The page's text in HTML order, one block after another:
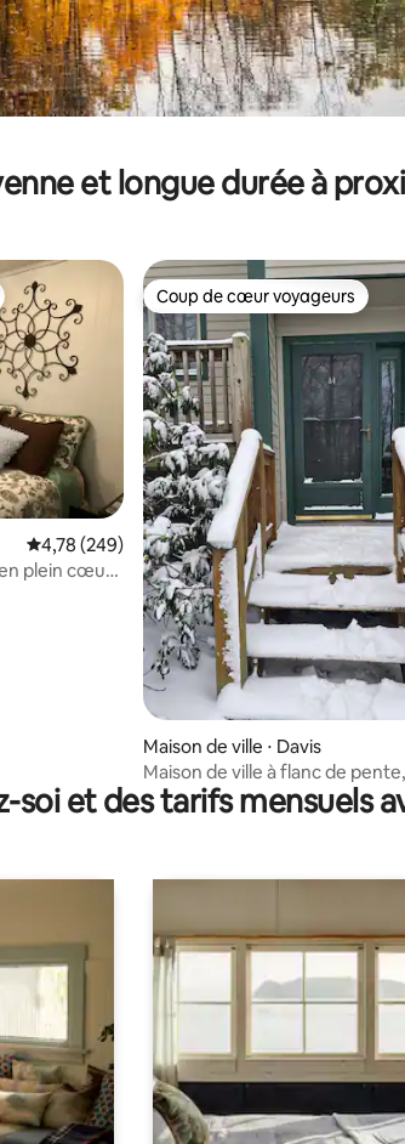
et longue durée à
: 4,97 sur 5
Évaluation moyenne sur la base de 249
4,78 (249)
plein cœur
Coup de cœur voyageurs
Coup de cœur voyageurs
Maison de ville ⋅ Davis
Maison de ville à flanc de
la remontée mécanique de
soi et des tarifs mensuels